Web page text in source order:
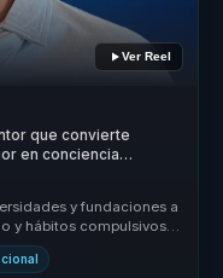
Ver Reel
que convierte
en conciencia
y fundaciones a
y hábitos compulsivos